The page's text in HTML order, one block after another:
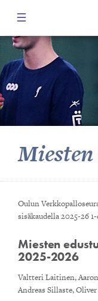
Oulun
sisäkaudella 2025-26
Miesten
2025-2026
Valtteri Laitinen,
Andreas Sillaste,